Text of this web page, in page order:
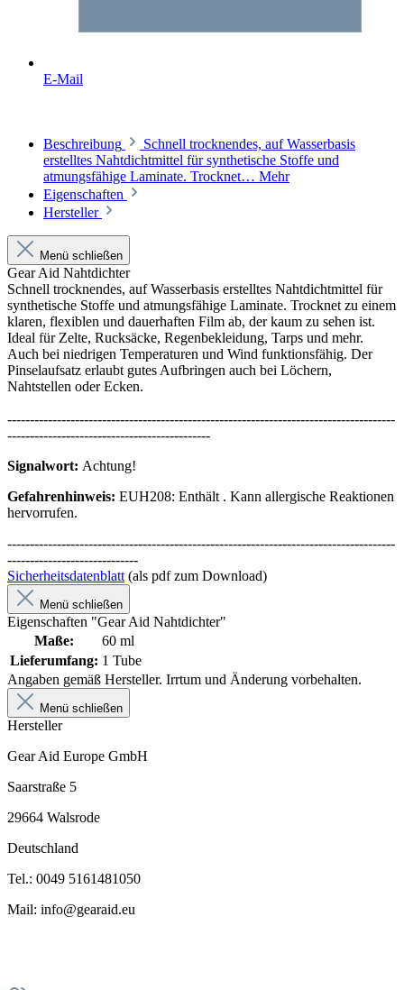
E-Mail
Beschreibung
Schnell trocknendes, auf Wasserbasis
erstelltes Nahtdichtmittel für synthetische Stoffe und
atmungsfähige Laminate. Trocknet… Mehr
Eigenschaften
Hersteller
Menü schließen
Gear Aid Nahtdichter
Schnell trocknendes, auf Wasserbasis erstelltes Nahtdichtmittel für
synthetische Stoffe und atmungsfähige Laminate. Trocknet zu einem
klaren, flexiblen und dauerhaften Film ab, der kaum zu sehen ist.
Ideal für Zelte, Rucksäcke, Regenbekleidung, Tarps und mehr.
Auch bei niedrigen Temperaturen und Wind funktionsfähig. Der
Pinselaufsatz erlaubt gutes Aufbringen auch bei Löchern,
Nahtstellen oder Ecken.
--------------------------------------------------------------------------------------
---------------------------------------------
Signalwort: Achtung!
Gefahrenhinweis: EUH208: Enthält . Kann allergische Reaktionen
hervorrufen.
--------------------------------------------------------------------------------------
-----------------------------
Sicherheitsdatenblatt (als pdf zum Download)
Menü schließen
Eigenschaften "Gear Aid Nahtdichter"
Maße:
60 ml
Lieferumfang: 1 Tube
Angaben gemäß Hersteller. Irrtum und Änderung vorbehalten.
Menü schließen
Hersteller
Gear Aid Europe GmbH
Saarstraße 5
29664 Walsrode
Deutschland
Tel.: 0049 5161481050
Mail: info@gearaid.eu